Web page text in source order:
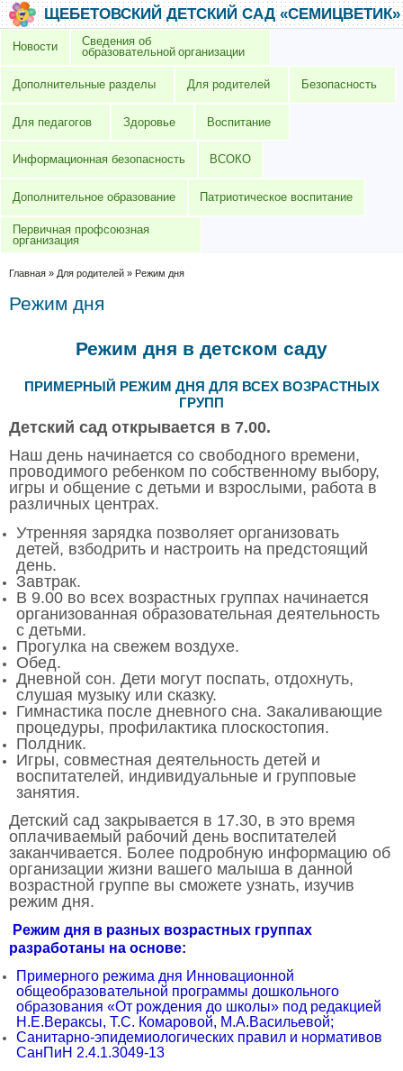
Перейти к основному содержанию
Skip to searchЩЕБЕТОВСКИЙ ДЕТСКИЙ САД «СЕМИЦВЕТИК»
Новости
Сведения об
образовательной организации
Дополнительные разделы Для родителей Безопасность
Для педагогов Здоровье Воспитание
Информационная безопасность ВСОКО
Дополнительное образование Патриотическое воспитание
Первичная профсоюзная
организация
Вы здесь
Главная » Для родителей » Режим дня
Режим дня
Режим дня в детском саду
ПРИМЕРНЫЙ РЕЖИМ ДНЯ ДЛЯ ВСЕХ ВОЗРАСТНЫХ
ГРУПП
Детский сад открывается в 7.00.
Наш день начинается со свободного времени,
проводимого ребенком по собственному выбору,
игры и общение с детьми и взрослыми, работа в
различных центрах.
Утренняя зарядка позволяет организовать
детей, взбодрить и настроить на предстоящий
день.
Завтрак.
В 9.00 во всех возрастных группах начинается
организованная образовательная деятельность
с детьми.
Прогулка на свежем воздухе.
Обед.
Дневной сон. Дети могут поспать, отдохнуть,
слушая музыку или сказку.
Гимнастика после дневного сна. Закаливающие
процедуры, профилактика плоскостопия.
Полдник.
Игры, совместная деятельность детей и
воспитателей, индивидуальные и групповые
занятия.
Детский сад закрывается в 17.30, в это время
оплачиваемый рабочий день воспитателей
заканчивается. Более подробную информацию об
организации жизни вашего малыша в данной
возрастной группе вы сможете узнать, изучив
режим дня.
Режим дня в разных возрастных группах
разработаны на основе:
Примерного режима дня Инновационной
общеобразовательной программы дошкольного
образования «От рождения до школы» под редакцией
Н.Е.Вераксы, Т.С. Комаровой, М.А.Васильевой;
Санитарно-эпидемиологических правил и нормативов
СанПиН 2.4.1.3049-13